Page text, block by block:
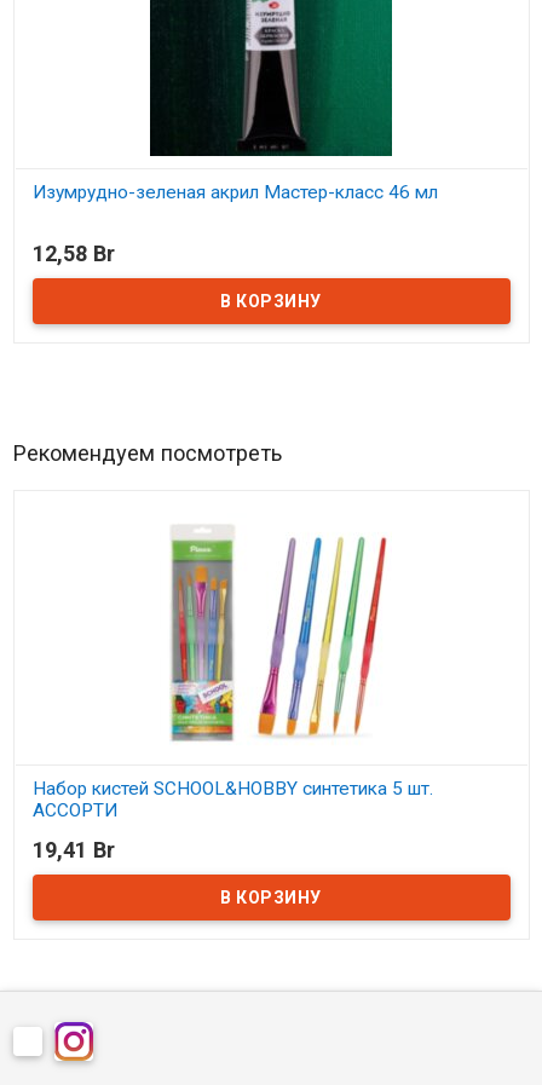
Изумрудно-зеленая акрил Мастер-класс 46 мл
12,58 Br
Рекомендуем посмотреть
Набор кистей SCHOOL&HOBBY синтетика 5 шт.
АССОРТИ
В наличии
19,41 Br